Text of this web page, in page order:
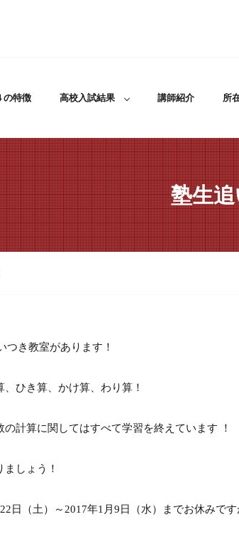
の特徴 高校入試結果 講師紹介 所
塾生
つき教室があります！
ひき算、かけ算、わり算！
計算に関してはすべて学習を終えています ！
しょう！
日（土）～2017年1月9日（水）までお休みで